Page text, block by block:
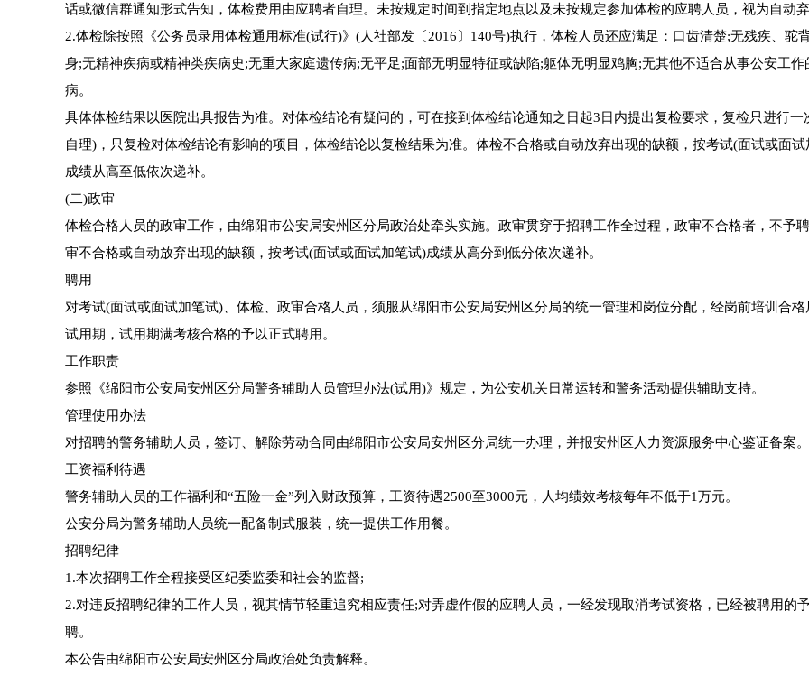
话或微信群通知形式告知，体检费用由应聘者自理。未按规定时间到指定地点以及未按规定参加体检的应聘人员，视为自动
2.体检除按照《公务员录用体检通用标准(试行)》(人社部发〔2016〕140号)执行，体检人员还应满足：口齿清楚;无残疾、驼
身;无精神疾病或精神类疾病史;无重大家庭遗传病;无平足;面部无明显特征或缺陷;躯体无明显鸡胸;无其他不适合从事公安工作
病。
具体体检结果以医院出具报告为准。对体检结论有疑问的，可在接到体检结论通知之日起3日内提出复检要求，复检只进行一
自理)，只复检对体检结论有影响的项目，体检结论以复检结果为准。体检不合格或自动放弃出现的缺额，按考试(面试或面试
成绩从高至低依次递补。
(二)政审
体检合格人员的政审工作，由绵阳市公安局安州区分局政治处牵头实施。政审贯穿于招聘工作全过程，政审不合格者，不予
审不合格或自动放弃出现的缺额，按考试(面试或面试加笔试)成绩从高分到低分依次递补。
聘用
对考试(面试或面试加笔试)、体检、政审合格人员，须服从绵阳市公安局安州区分局的统一管理和岗位分配，经岗前培训合格
试用期，试用期满考核合格的予以正式聘用。
工作职责
参照《绵阳市公安局安州区分局警务辅助人员管理办法(试用)》规定，为公安机关日常运转和警务活动提供辅助支持。
管理使用办法
对招聘的警务辅助人员，签订、解除劳动合同由绵阳市公安局安州区分局统一办理，并报安州区人力资源服务中心鉴证备案。
工资福利待遇
警务辅助人员的工作福利和“五险一金”列入财政预算，工资待遇2500至3000元，人均绩效考核每年不低于1万元。
公安分局为警务辅助人员统一配备制式服装，统一提供工作用餐。
招聘纪律
1.本次招聘工作全程接受区纪委监委和社会的监督;
2.对违反招聘纪律的工作人员，视其情节轻重追究相应责任;对弄虚作假的应聘人员，一经发现取消考试资格，已经被聘用的
聘。
本公告由绵阳市公安局安州区分局政治处负责解释。